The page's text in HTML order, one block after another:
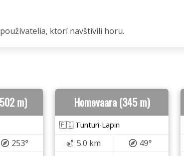
ktorí navštívili horu.
m)
253°
Homevaara (345 m)
🇫🇮 Tunturi-Lapin
5.0 km
49°